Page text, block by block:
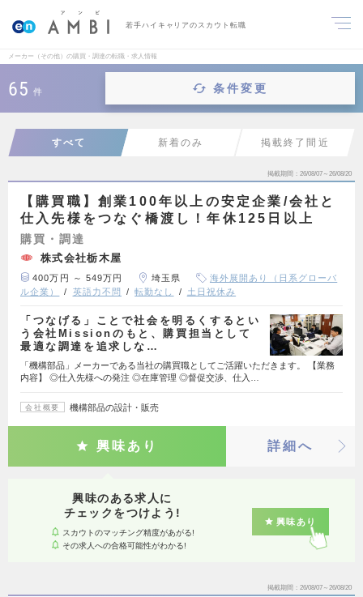
若手ハイキャリアのスカウト転職
メーカー（その他）の購買・調達の転職・求人情報
65 件 条件変更
すべて 新着のみ 掲載終了間近
掲載期間 26/08/07～26/08/20
【購買職】創業100年以上の安定企業/会社と
仕入先様をつなぐ橋渡し！年休125日以上
購買・調達
株式会社栃木屋
400万円 ～ 549万円 埼玉県
海外展開あり（日系グローバ
ル企業）
英語力不問 転勤なし 土日祝休み
「つなげる」ことで社会を明るくするとい
う会社Missionのもと、購買担当として
最適な調達を追求しな…
「機構部品」メーカーである当社の購買職としてご活躍いただきます。 【業務
内容】 ◎仕入先様への発注 ◎在庫管理 ◎督促交渉、仕入…
会社概要 機構部品の設計・販売
興味あり 詳細へ
興味のある求人に
チェックをつけよう!
スカウトのマッチング精度があがる!
その求人への合格可能性がわかる!
興味あり
掲載期間 26/08/07～26/08/20